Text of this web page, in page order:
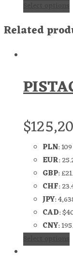
Related
$125,20
PLN:
EUR:
GBP:
CHF:
JPY:
CAD:
CNY: